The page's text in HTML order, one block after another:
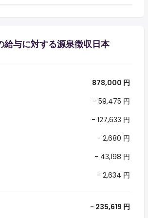
与に対する源泉徴収日本
878,000 円
- 59,475 円
- 127,633 円
- 2,680 円
- 43,198 円
- 2,634 円
- 235,619 円